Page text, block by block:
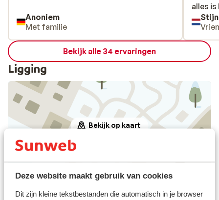
Deze website maakt gebruik van cookies
Dit zijn kleine tekstbestanden die automatisch in je browser
Anoniem
Met familie
alles
alles
Stijn
Bekijk alle 34 ervaringen
Ligging
Bekijk op kaart
Centrum: 600 m